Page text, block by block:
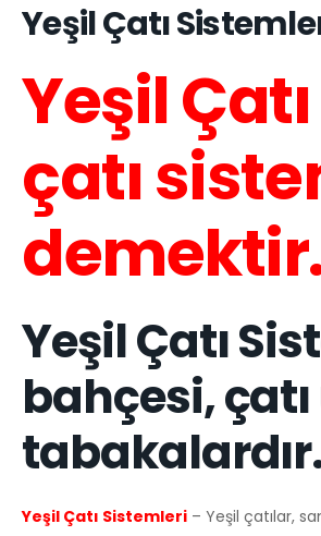
Yeşil Çatı
Yeşil
çatı
Yeşil Çatı
bahçesi,
Yeşil Çatı Sistemleri – Yeşil çatılar,